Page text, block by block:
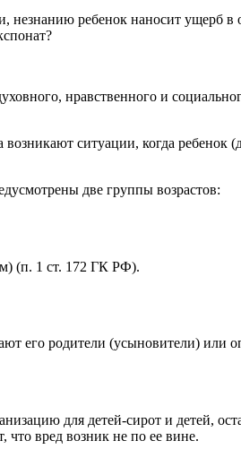
ребенок наносит ущерб в
нравственного и
ситуации, когда
две группы возрастов:
(п. 1 ст. 172 ГК РФ).
его родители (усыновители) или
для детей-сирот и детей,
что вред возник не по ее вине.